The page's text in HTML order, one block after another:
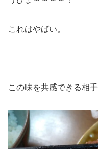
これはやばい。
この味を共感できる相